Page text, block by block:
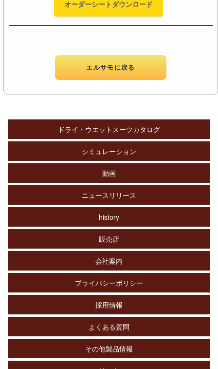
オーダーシートダウンロード
エルサモに戻る
ドライ・ウエットスーツカタログ
シミュレーション
動画
ニュースリリース
history
販売店
会社案内
プライバシーポリシー
採用情報
よくある質問
その他製品情報